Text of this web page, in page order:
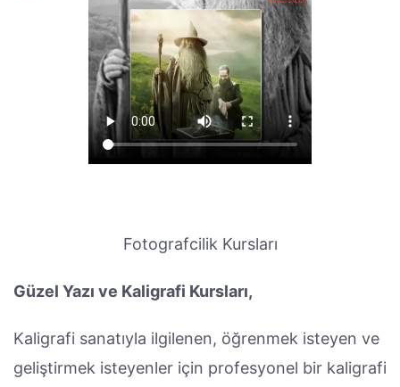
Fotografcilik Kursları
Güzel Yazı ve Kaligrafi Kursları,
Kaligrafi sanatıyla ilgilenen, öğrenmek isteyen ve
geliştirmek isteyenler için profesyonel bir kaligrafi